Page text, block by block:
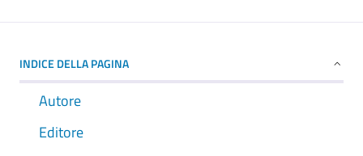
INDICE DELLA PAGINA
Autore
Editore